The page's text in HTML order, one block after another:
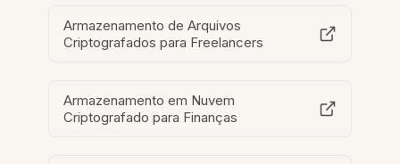
Armazenamento de Arquivos
Criptografados para Freelancers
Armazenamento em Nuvem
Criptografado para Finanças